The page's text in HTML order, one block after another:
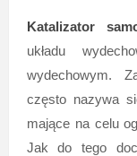
Katalizator
układu
wydechowym.
często nazywa
mające na celu
Jak do tego